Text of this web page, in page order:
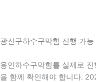
광진구하수구막힘 진행 가
용인하수구막힘를 실제로
을 함께 확인해야 합니다.